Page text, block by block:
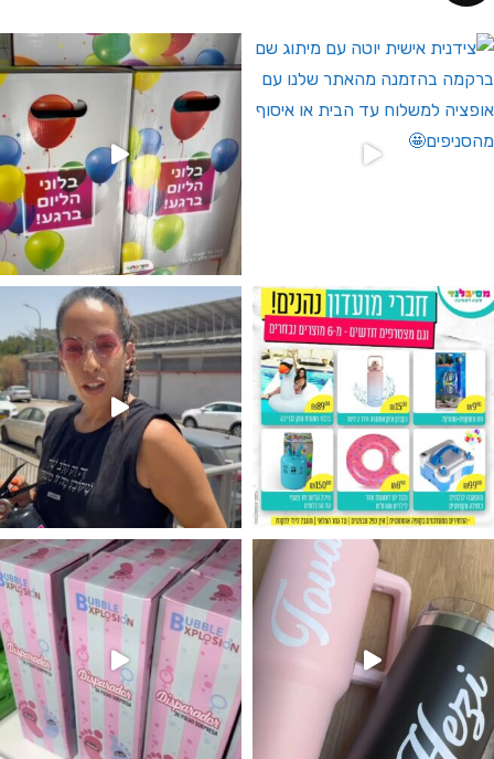
לחברי מועדון ומצטרפים חדשים🤍
מין העובר רק במסיבלנד !! קיים
מטף לגילוי מין העובר חזר למלא